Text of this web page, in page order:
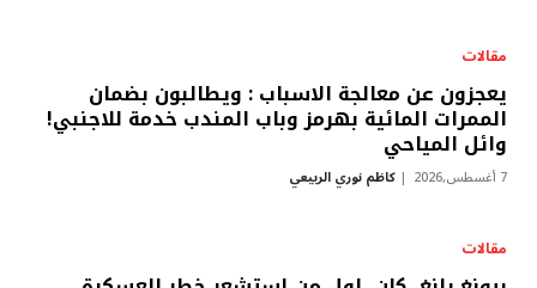
مقالات
يعجزون عن معالجة الاسباب : ويطالبون بضمان
الممرات المائية بهرمز وباب المندب خدمة للاجنبي!
وائل المياحي
7 أغسطس,2026 كاظم نوري الربيعي
مقالات